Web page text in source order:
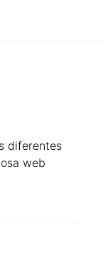
diferentes
web